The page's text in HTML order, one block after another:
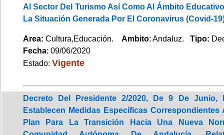
Al Sector Del Turismo Así Como Al Ámbito
La Situación Generada Por El Coronavirus (Covid-
Area: Cultura,Educación. Ambito: Andaluz. Tipo:
Fecha: 09/06/2020
Estado: Vigente
Decreto Del Presidente 2/2020, De 9 De Junio,
Establecen Medidas Específicas Correspondientes
Plan Para La Transición Hacia Una Nueva